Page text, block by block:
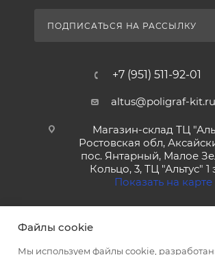
ПОДПИСАТЬСЯ НА РАССЫЛКУ
+7 (951) 511-92-01
altus@poligraf-kit.ru
Магазин-склад ТЦ
Ростовская обл,
пос. Янтарный, Малое
Кольцо, 3, ТЦ "Альтус" 1
Показать на карте
Файлы cookie
Мы используем файлы cookie,